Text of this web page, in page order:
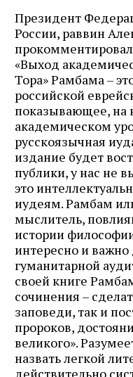
Президент
России, раввин
«Выход
Тора» Рамбама –
российской
показывающее, на
академическом
русскоязычная
издание будет
публики, у нас не
это
иудеям. Рамбам
мыслитель,
истории
интересно и
гуманитарной
своей книге
сочинения –
заповеди, так и
пророков,
великого».
назвать легкой
действительно